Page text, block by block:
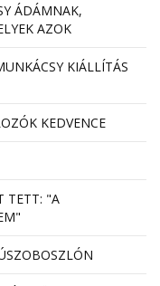
ÁDÁMNAK,
AZOK
KIÁLLÍTÁS
KEDVENCE
TETT: "A